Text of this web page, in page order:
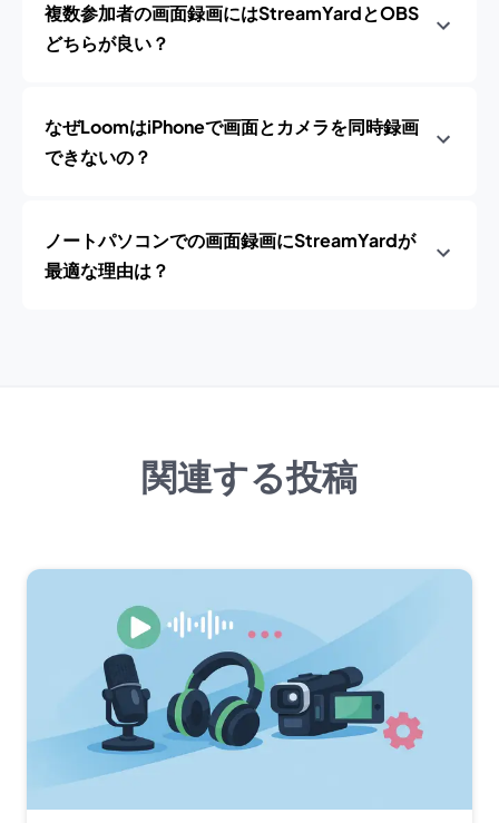
複数参加者の画面録画にはStreamYardとOBS
どちらが良い？
なぜLoomはiPhoneで画面とカメラを同時録画
できないの？
ノートパソコンでの画面録画にStreamYardが
最適な理由は？
関連する投稿